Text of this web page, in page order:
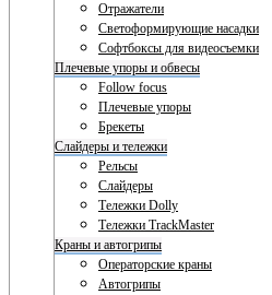
Отражатели
Светоформирующие насадки
Софтбоксы для видеосъемки
Плечевые упоры и обвесы
Follow focus
Плечевые упоры
Брекеты
Слайдеры и тележки
Рельсы
Слайдеры
Тележки Dolly
Тележки TrackMaster
Краны и автогрипы
Операторские краны
Автогрипы